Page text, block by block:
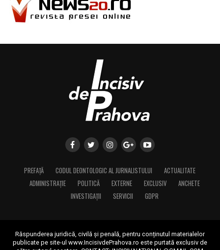
PREFAȚĂ CODUL DEONTOLOGIC AL JURNALISTULUI
ACTUALITATE
ADMINISTRAȚIE
POLITICĂ EXTERNE EXCLUSIV
ANCHETE
INVESTIGAȚII
SERVICII GDPR
Răspunderea juridică, civilă și penală, pentru conținutul materialelor
publicate pe site-ul www.IncisivdePrahova.ro este purtată exclusiv de